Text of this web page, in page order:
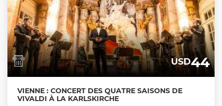
USD44
VIENNE : CONCERT DES QUATRE SAISONS DE
VIVALDI À LA KARLSKIRCHE